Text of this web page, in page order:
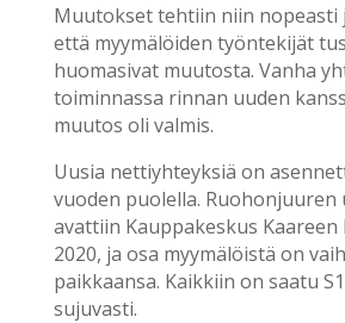
Muutokset tehtiin niin nopeasti
että myymälöiden työntekijät
huomasivat muutosta. Vanha
toiminnassa rinnan uuden
muutos oli valmis.
Uusia nettiyhteyksiä on
vuoden puolella. Ruohonjuuren
avattiin Kauppakeskus
2020, ja osa myymälöistä on
paikkaansa. Kaikkiin on saatu
sujuvasti.